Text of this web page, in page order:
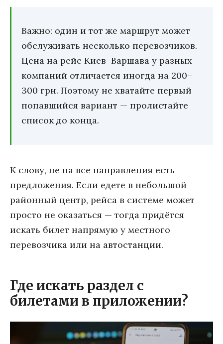
Важно: один и тот же маршрут может
обслуживать несколько перевозчиков.
Цена на рейс Киев–Варшава у разных
компаний отличается иногда на 200–
300 грн. Поэтому не хватайте первый
попавшийся вариант — пролистайте
список до конца.
К слову, не на все направления есть
предложения. Если едете в небольшой
районный центр, рейса в системе может
просто не оказаться — тогда придётся
искать билет напрямую у местного
перевозчика или на автостанции.
Где искать раздел с
билетами в приложении?